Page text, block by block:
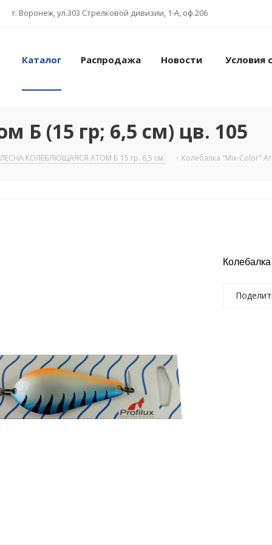
г. Воронеж, ул.303 Стрелковой дивизии, 1-А, оф.206
Каталог Распродажа Новости Условия
Б (15 гр; 6,5 см) цв. 105
КОЛЕБЛЮЩАЯСЯ АТОМ Б 15 гр. 6,5 см. - Колебалка "Mix-Color"